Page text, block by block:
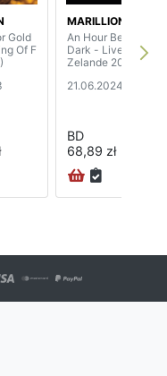
Gold
Of F
MARILLION
An Hour Before It’s
Dark - Live In Port
Zelande 2023
21.06.2024
BD
68,89 zł